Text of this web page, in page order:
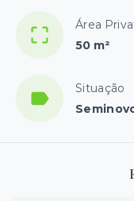
Área
50 m²
Situação